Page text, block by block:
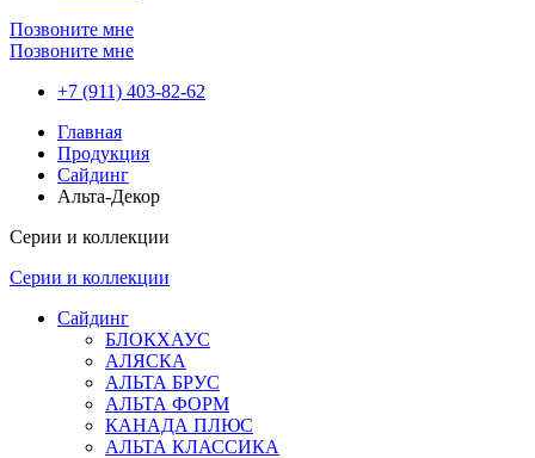
Позвоните мне
Позвоните мне
+7 (911) 403-82-62
Главная
Продукция
Сайдинг
Альта-Декор
Серии и коллекции
Серии и коллекции
Сайдинг
БЛОКХАУС
АЛЯСКА
АЛЬТА БРУС
АЛЬТА ФОРМ
КАНАДА ПЛЮС
АЛЬТА КЛАССИКА